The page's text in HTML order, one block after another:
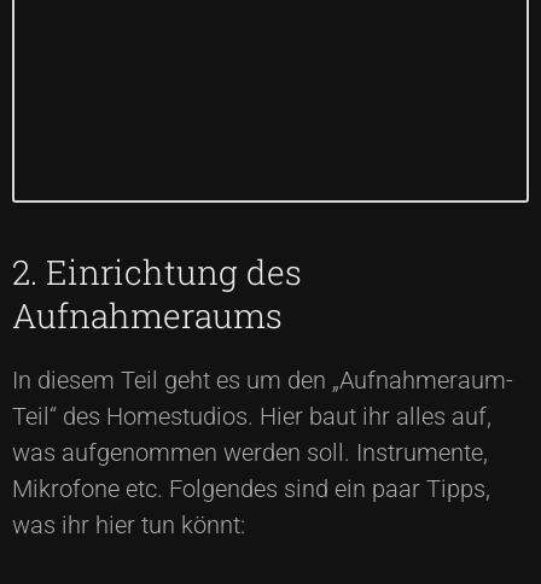
2. Einrichtung des
Aufnahmeraums
In diesem Teil geht es um den „Aufnahmeraum-
Teil“ des Homestudios. Hier baut ihr alles auf,
was aufgenommen werden soll. Instrumente,
Mikrofone etc. Folgendes sind ein paar Tipps,
was ihr hier tun könnt: